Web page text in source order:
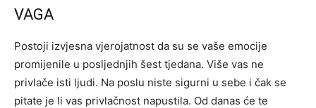
VAGA
Postoji izvjesna vjerojatnost da su se vaše emocije
promijenile u posljednjih šest tjedana. Više vas ne
privlače isti ljudi. Na poslu niste sigurni u sebe i čak se
pitate je li vas privlačnost napustila. Od danas će te